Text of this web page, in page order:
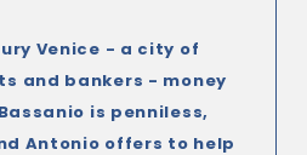
Venice - a city of
and bankers - money
is penniless,
Antonio offers to help